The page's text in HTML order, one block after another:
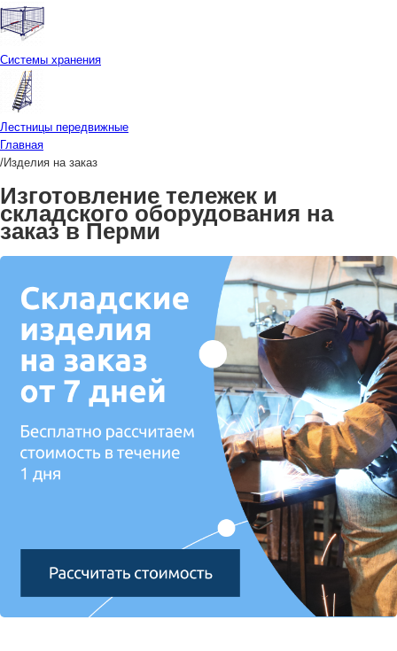
Системы хранения
Лестницы передвижные
Главная
/Изделия на заказ
Изготовление тележек и
складского оборудования на
заказ в Перми